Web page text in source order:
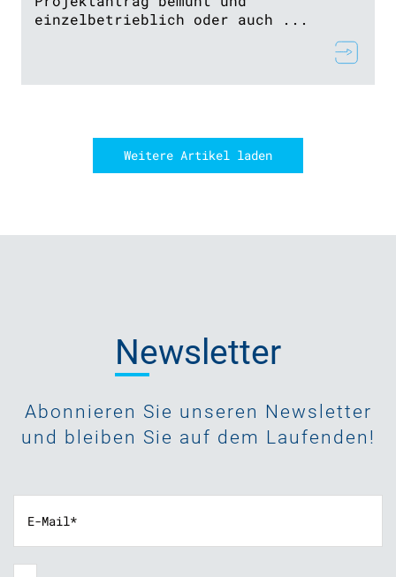
einzelbetrieblich oder auch ...
Weitere Artikel laden
Newsletter
Abonnieren Sie unseren Newsletter
und bleiben Sie auf dem Laufenden!